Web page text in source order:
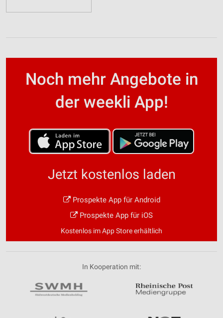
Noch mehr Angebote in
der weekli App!
Jetzt kostenlos laden
Prospekte App für Android
Prospekte App für iOS
Kostenlos im App Store erhältlich
In Kooperation mit: